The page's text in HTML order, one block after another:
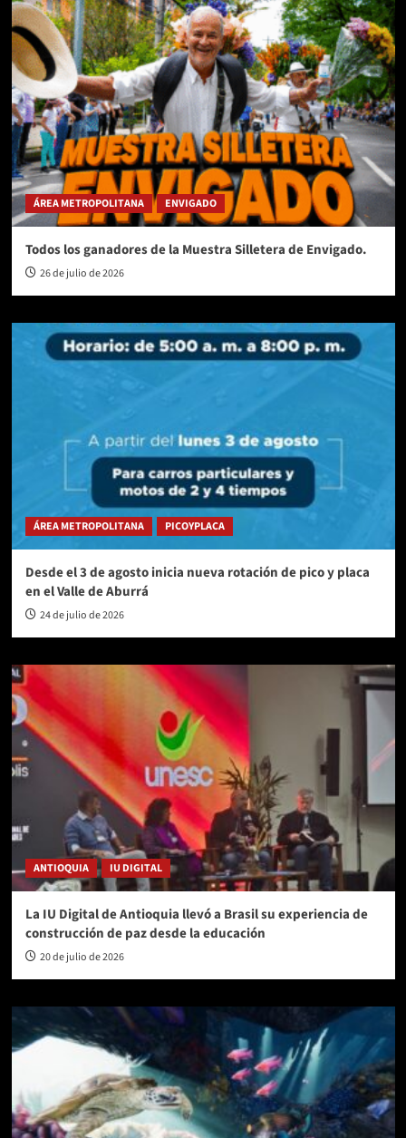
ÁREA METROPOLITANA ENVIGADO
Todos los ganadores de la Muestra Silletera de Envigado.
26 de julio de 2026
ÁREA METROPOLITANA PICOYPLACA
Desde el 3 de agosto inicia nueva rotación de pico y placa
en el Valle de Aburrá
24 de julio de 2026
ANTIOQUIA IU DIGITAL
La IU Digital de Antioquia llevó a Brasil su experiencia de
construcción de paz desde la educación
20 de julio de 2026